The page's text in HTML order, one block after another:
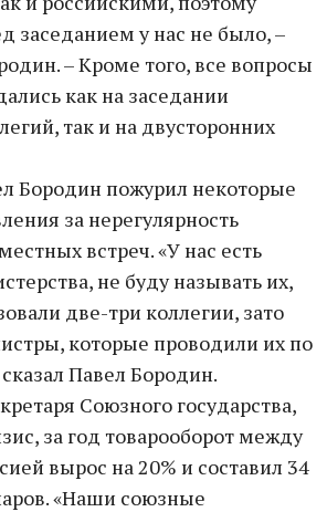
заседанием у нас не было, –
– Кроме того, все вопросы
как на заседании
так и на двусторонних
Бородин пожурил некоторые
за нерегулярность
встреч. «У нас есть
не буду называть их,
две-три коллегии, зато
которые проводили их по
Павел Бородин.
Союзного государства,
за год товарооборот между
вырос на 20% и составил 34
«Наши союзные